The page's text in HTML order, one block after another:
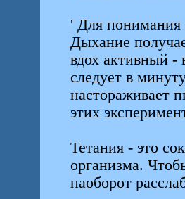
' Для понимания
Дыхание
вдох активный -
следует в
настораживает
этих
Тетания - это
организма.
наоборот